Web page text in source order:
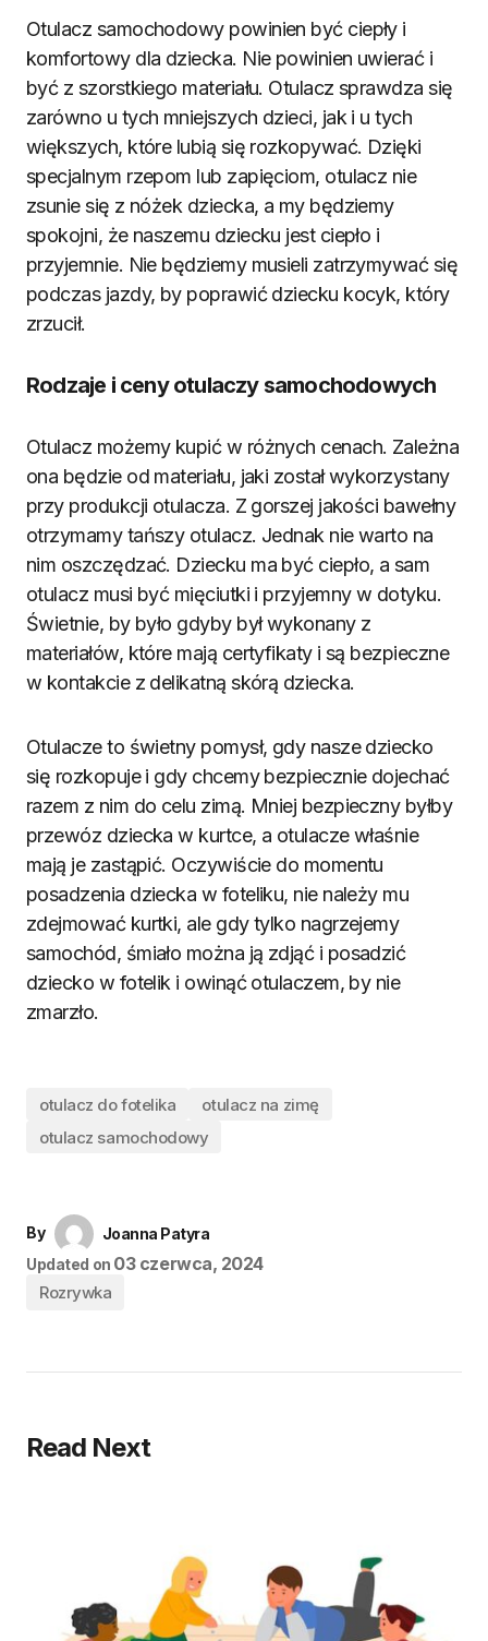
Otulacz samochodowy powinien być ciepły i
komfortowy dla dziecka. Nie powinien uwierać i
być z szorstkiego materiału. Otulacz sprawdza się
zarówno u tych mniejszych dzieci, jak i u tych
większych, które lubią się rozkopywać. Dzięki
specjalnym rzepom lub zapięciom, otulacz nie
zsunie się z nóżek dziecka, a my będziemy
spokojni, że naszemu dziecku jest ciepło i
przyjemnie. Nie będziemy musieli zatrzymywać się
podczas jazdy, by poprawić dziecku kocyk, który
zrzucił.
Rodzaje i ceny otulaczy samochodowych
Otulacz możemy kupić w różnych cenach. Zależna
ona będzie od materiału, jaki został wykorzystany
przy produkcji otulacza. Z gorszej jakości bawełny
otrzymamy tańszy otulacz. Jednak nie warto na
nim oszczędzać. Dziecku ma być ciepło, a sam
otulacz musi być mięciutki i przyjemny w dotyku.
Świetnie, by było gdyby był wykonany z
materiałów, które mają certyfikaty i są bezpieczne
w kontakcie z delikatną skórą dziecka.
Otulacze to świetny pomysł, gdy nasze dziecko
się rozkopuje i gdy chcemy bezpiecznie dojechać
razem z nim do celu zimą. Mniej bezpieczny byłby
przewóz dziecka w kurtce, a otulacze właśnie
mają je zastąpić. Oczywiście do momentu
posadzenia dziecka w foteliku, nie należy mu
zdejmować kurtki, ale gdy tylko nagrzejemy
samochód, śmiało można ją zdjąć i posadzić
dziecko w fotelik i owinąć otulaczem, by nie
zmarzło.
otulacz do fotelika
otulacz na zimę
otulacz samochodowy
By
Joanna Patyra
Updated on 03 czerwca, 2024
Rozrywka
Read Next